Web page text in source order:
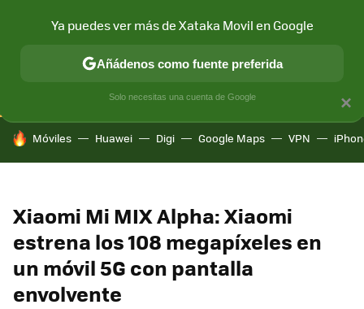
CONECTIVIDAD MÓVIL Y SOCIEDAD APLICACIONES
HOY SE HABLA DE
Móviles Huawei Digi Google Maps VPN
Xiaomi Mi MIX Alpha: Xiaomi
estrena los 108 megapíxeles en
un móvil 5G con pantalla
envolvente
×
Ya puedes ver más de Xataka Movil en Google
Añádenos como fuente preferida
Solo necesitas una cuenta de Google